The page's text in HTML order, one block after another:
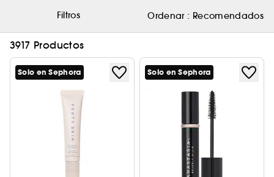
Filtros Ordenar : Recomendados
3917 Productos
Solo en Sephora Solo en Sephora